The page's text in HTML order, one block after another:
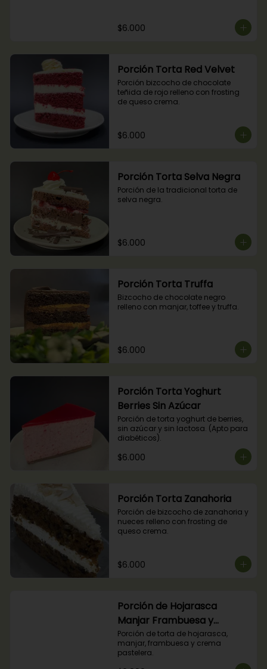
$6.000
Porción Torta Red Velvet
Porción bizcocho de chocolate
teñida de rojo relleno con frosting
de queso crema.
$6.000
Porción Torta Selva Negra
Porción de la tradicional torta de
selva negra.
$6.000
Porción Torta Truffa
Bizcocho de chocolate negro
relleno con manjar, toffee y truffa.
$6.000
Porción Torta Yoghurt
Berries Sin Azúcar
Porción de torta yoghurt de berries,
sin azúcar y sin lactosa. (Apto para
diabéticos).
$6.000
Porción Torta Zanahoria
Porción de bizcocho de zanahoria y
nueces relleno con frosting de
queso crema.
$6.000
Porción de Hojarasca
Manjar Frambuesa y
Crema Pastelera
Porción de torta de hojarasca,
manjar, frambuesa y crema
pastelera.